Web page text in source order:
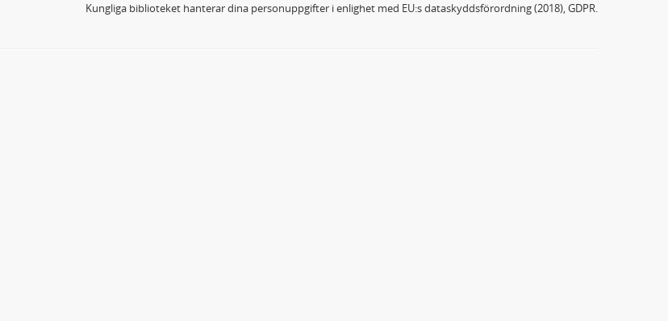
Kungliga biblioteket hanterar dina personuppgifter i enlighet med EU:s dataskyddsförordning (2018), GDPR.